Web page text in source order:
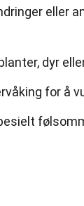
eller
dyr
for å